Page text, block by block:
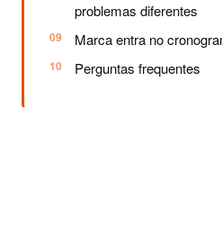
problemas diferentes
Marca entra no
Perguntas frequentes